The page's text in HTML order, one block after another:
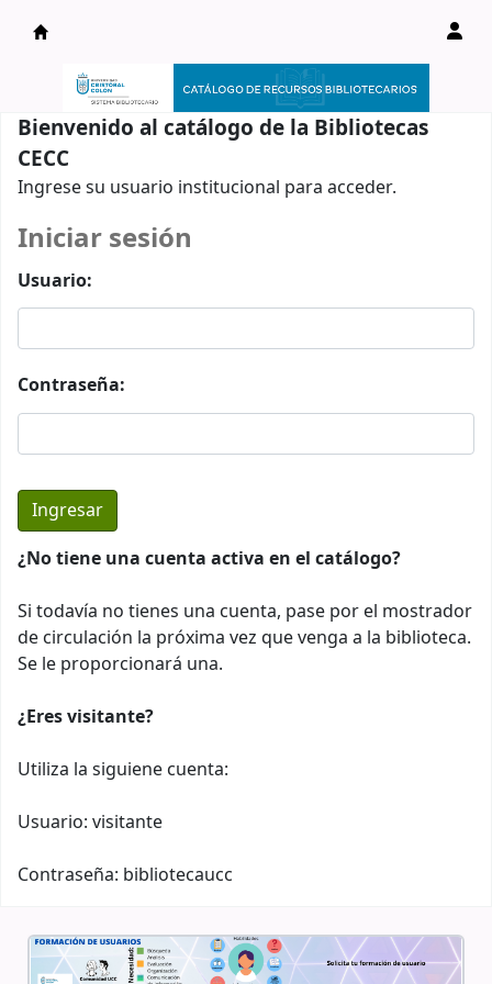
Catálogo en línea
Bienvenido al catálogo de la Bibliotecas
CECC
Ingrese su usuario institucional para acceder.
Iniciar sesión
Usuario:
Contraseña:
¿No tiene una cuenta activa en el catálogo?
Si todavía no tienes una cuenta, pase por el mostrador
de circulación la próxima vez que venga a la biblioteca.
Se le proporcionará una.
¿Eres visitante?
Utiliza la siguiene cuenta:
Usuario: visitante
Contraseña: bibliotecaucc